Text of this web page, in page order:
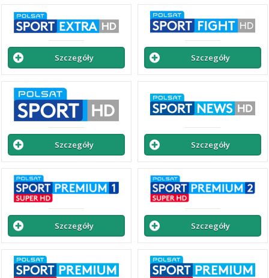
Szczegóły Szczegóły
Szczegóły Szczegóły
Szczegóły Szczegóły